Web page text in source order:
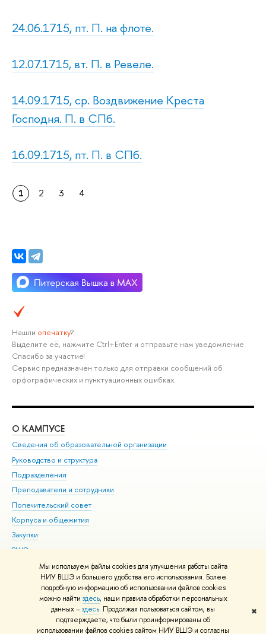
Мы используем файлы cookies для улучшения работы сайта
НИУ ВШЭ и большего удобства его использования. Более
подробную информацию об использовании файлов cookies
можно найти здесь, наши правила обработки персональных
данных –здесь. Продолжая пользоваться сайтом, вы
подтверждаете, что были проинформированы об
использовании файлов cookies сайтом НИУ ВШЭ и согласны
✖
24.06.1715, пт. П. на флоте.
12.07.1715, вт. П. в Ревеле.
14.09.1715, ср. Воздвижение Креста
Господня. П. в СПб.
16.09.1715, пт. П. в СПб.
1 2 3 4
Нашли опечатку?
Выделите её, нажмите Ctrl+Enter и отправьте нам уведомление.
Спасибо за участие!
Сервис предназначен только для отправки сообщений об
орфографических и пунктуационных ошибках.
О КАМПУСЕ
Сведения об образовательной организации
Руководство и структура
Подразделения
Преподаватели и сотрудники
Попечительский совет
Корпуса и общежития
Закупки
ВШЭ для студентов с ограниченными возможностями
здоровья и инвалидностью
Версия для слабовидящих
Единая платежная страница
© НИУ ВШЭ 1993–2026 Адреса и контакты Условия использования